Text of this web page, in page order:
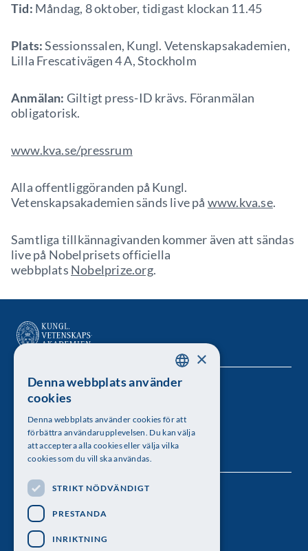
Tid: Måndag, 8 oktober, tidigast klockan 11.45
Plats:Sessionssalen, Kungl. Vetenskapsakademien,
Lilla Frescativägen 4 A, Stockholm
Anmälan: Giltigt press-ID krävs. Föranmälan
obligatorisk.
www.kva.se/pressrum
Alla offentliggöranden på Kungl.
Vetenskapsakademien sänds live på www.kva.se.
Samtliga tillkännagivanden kommer även att sändas
live på Nobelprisets officiella
webbplats Nobelprize.org.
Kungl. Vetenskapsakademien
Besöksadress: Lilla Frescativägen 4A
Telefon: 08-673 95 00
Följ oss
SWEDISH
×
Denna webbplats använder
cookies
Denna webbplats använder cookies för att
förbättra användarupplevelsen. Du kan välja
att acceptera alla cookies eller välja vilka
cookies som du vill ska användas.
STRIKT NÖDVÄNDIGT
PRESTANDA
INRIKTNING